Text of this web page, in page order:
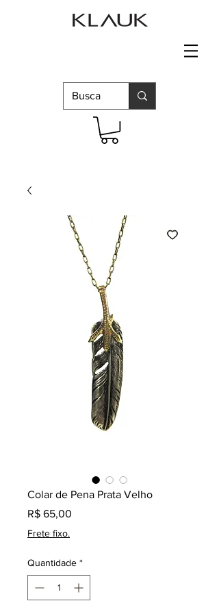
Colar de Pena Prata Velho
R$ 65,00
Frete fixo.
Quantidade *